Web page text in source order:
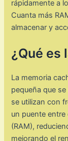
rápidamente a
Cuanta más
almacenar y
¿Qué es
La memoria
pequeña que
se utilizan con
un puente
(RAM),
mejorando el